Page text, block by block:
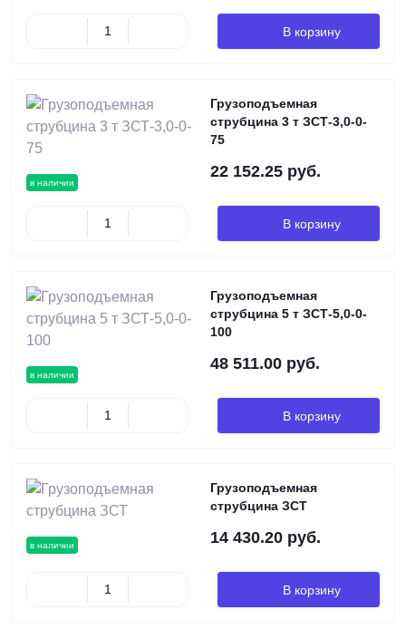
В корзину
в наличии
Грузоподъемная
струбцина 3 т ЗСТ-3,0-0-
75
22 152.25 руб.
В корзину
в наличии
Грузоподъемная
струбцина 5 т ЗСТ-5,0-0-
100
48 511.00 руб.
В корзину
в наличии
Грузоподъемная
струбцина ЗСТ
14 430.20 руб.
В корзину